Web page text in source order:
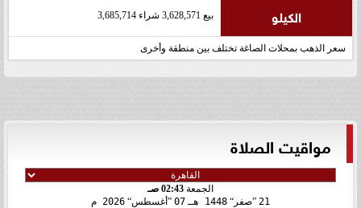
الكيلو بيع 3,628,571 شراء 3,685,714
سعر الذهب بمحلات الصاغة تختلف بين منطقة وأخرى
مواقيت الصلاة
الجمعة 02:43 صـ
21 صفر 1448 هـ 07 أغسطس 2026 م